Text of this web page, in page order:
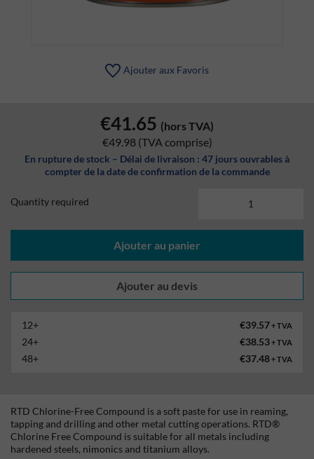
Ajouter aux Favoris
€41.65 (hors TVA)
€49.98 (TVA comprise)
En rupture de stock – Délai de livraison : 47 jours ouvrables à
compter de la date de confirmation de la commande
Quantity required
Ajouter au panier
12+ €39.57+ TVA
24+ €38.53+ TVA
48+ €37.48+ TVA
RTD Chlorine-Free Compound is a soft paste for use in reaming,
tapping and drilling and other metal cutting operations. RTD®
Chlorine Free Compound is suitable for all metals including
hardened steels, nimonics and titanium alloys.